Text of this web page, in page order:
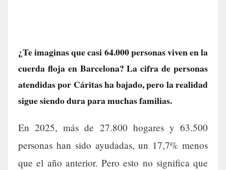
¿Te imaginas que casi 64.000 personas viven en la
cuerda floja en Barcelona? La cifra de personas
atendidas por Cáritas ha bajado, pero la realidad
sigue siendo dura para muchas familias.
En 2025, más de 27.800 hogares y 63.500
personas han sido ayudadas, un 17,7% menos
que el año anterior. Pero esto no significa que